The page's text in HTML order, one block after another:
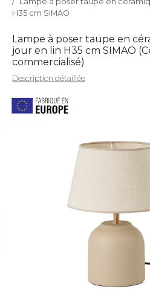
H35 cm SIMAO
Lampe à poser taupe en
jour en lin H35 cm SIMAO (
commercialisé)
Description détaillée